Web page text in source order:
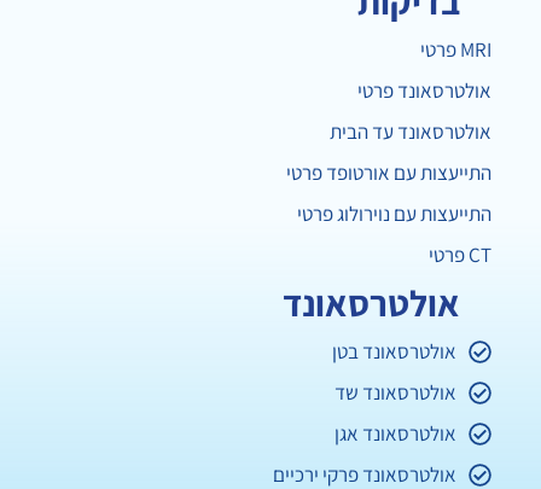
MRI פרטי
אולטרסאונד פרטי
אולטרסאונד עד הבית
התייעצות עם אורטופד פרטי
התייעצות עם נוירולוג פרטי
CT פרטי
אולטרסאונד
אולטרסאונד בטן
אולטרסאונד שד
אולטרסאונד אגן
אולטרסאונד פרקי ירכיים